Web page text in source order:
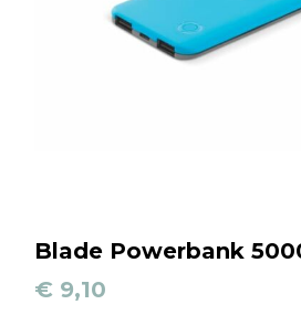
Blade Powerbank
€ 9,10